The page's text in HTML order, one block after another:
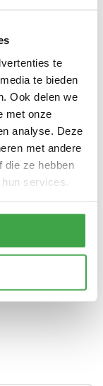
te
te bieden
Ook delen we
met onze
analyse. Deze
met andere
die ze hebben
services.
zonder drempel -
echt glas
- In